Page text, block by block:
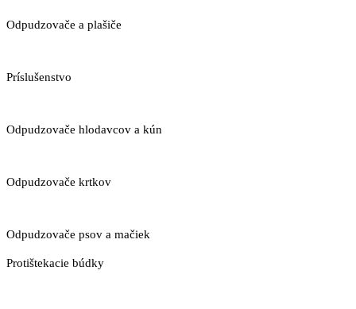
Odpudzovače a plašiče
Príslušenstvo
Odpudzovače hlodavcov a kún
Odpudzovače krtkov
Odpudzovače psov a mačiek
Protištekacie búdky